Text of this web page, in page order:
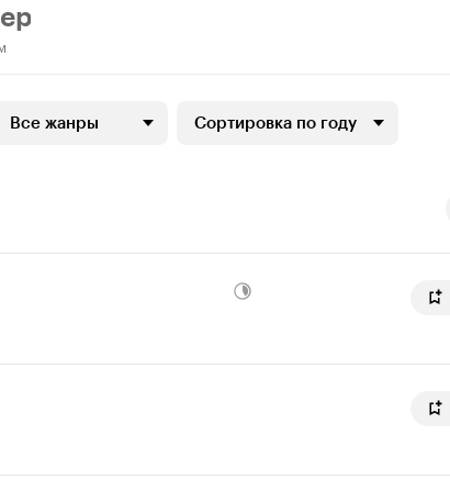
Все жанры Сортировка по году